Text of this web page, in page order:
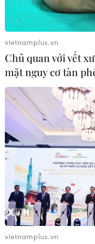
vietnamplus.vn
Chủ quan với vết
mặt nguy cơ tàn
vietnamplus.vn